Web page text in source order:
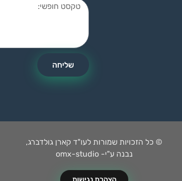
שליחה
© כל הזכויות שמורות לעו"ד קארן גולדברג,
נבנה ע"י- omx-studio